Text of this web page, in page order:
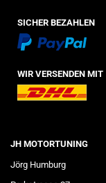
SICHER BEZAHLEN
WIR VERSENDEN MIT
JH MOTORTUNING
Jörg Humburg